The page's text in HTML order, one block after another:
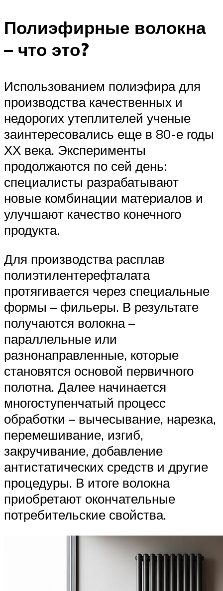
Полиэфирные волокна
– что это?
Использованием полиэфира для
производства качественных и
недорогих утеплителей ученые
заинтересовались еще в 80-е годы
ХХ века. Эксперименты
продолжаются по сей день:
специалисты разрабатывают
новые комбинации материалов и
улучшают качество конечного
продукта.
Для производства расплав
полиэтилентерефталата
протягивается через специальные
формы – фильеры. В результате
получаются волокна –
параллельные или
разнонаправленные, которые
становятся основой первичного
полотна. Далее начинается
многоступенчатый процесс
обработки – вычесывание, нарезка,
перемешивание, изгиб,
закручивание, добавление
антистатических средств и другие
процедуры. В итоге волокна
приобретают окончательные
потребительские свойства.